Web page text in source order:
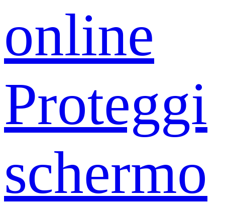
online
Proteggi
schermo